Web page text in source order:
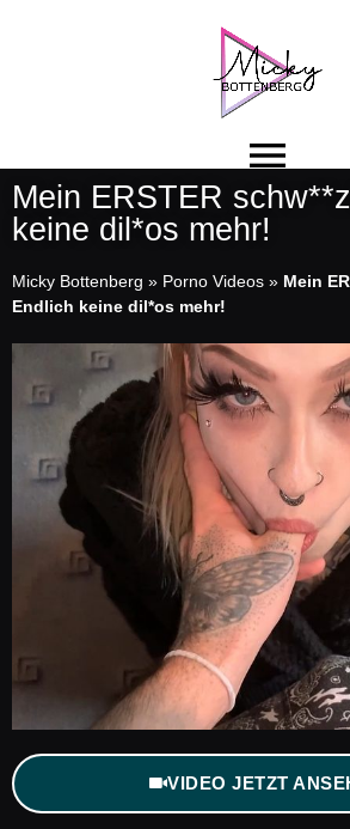
Mein ERSTER
keine dil*os mehr!
Micky Bottenberg » Porno Videos » Mein
Endlich keine dil*os mehr!
VIDEO JETZT